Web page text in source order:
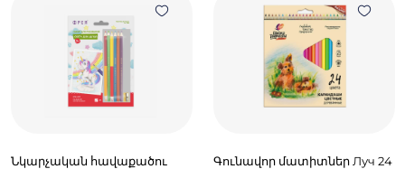
Նկարչական հավաքածու
Գունավոր մատիտներ Луч 24